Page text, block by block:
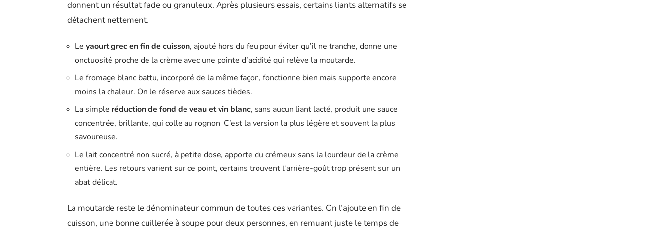
donnent un résultat fade ou granuleux. Après plusieurs essais, certains liants alternatifs se
détachent nettement.
Le yaourt grec en fin de cuisson, ajouté hors du feu pour éviter qu’il ne tranche, donne une
onctuosité proche de la crème avec une pointe d’acidité qui relève la moutarde.
Le fromage blanc battu, incorporé de la même façon, fonctionne bien mais supporte encore
moins la chaleur. On le réserve aux sauces tièdes.
La simple réduction de fond de veau et vin blanc, sans aucun liant lacté, produit une sauce
concentrée, brillante, qui colle au rognon. C’est la version la plus légère et souvent la plus
savoureuse.
Le lait concentré non sucré, à petite dose, apporte du crémeux sans la lourdeur de la crème
entière. Les retours varient sur ce point, certains trouvent l’arrière-goût trop présent sur un
abat délicat.
La moutarde reste le dénominateur commun de toutes ces variantes. On l’ajoute en fin de
cuisson, une bonne cuillerée à soupe pour deux personnes, en remuant juste le temps de